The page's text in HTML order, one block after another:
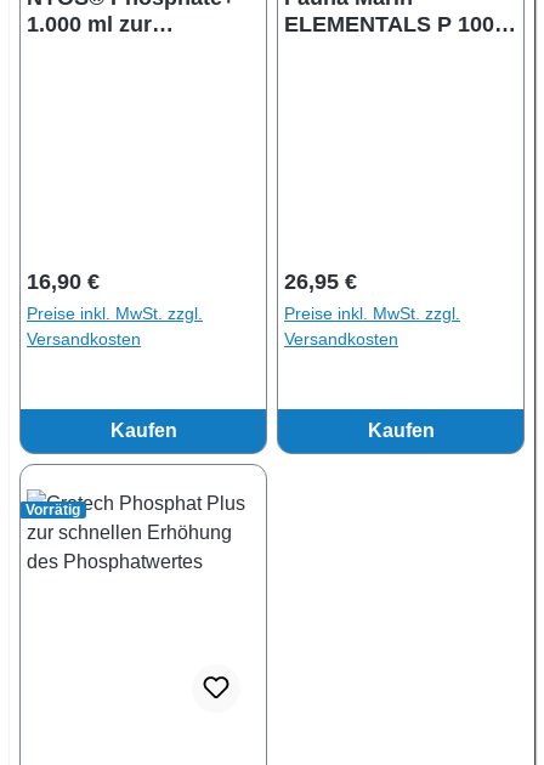
1.000 ml zur
Regulärer Preis:
16,90 €
Preise inkl. MwSt. zzgl.
Versandkosten
Kaufen
ELEMENTALS P 1000
Regulärer Preis:
26,95 €
Preise inkl. MwSt. zzgl.
Versandkosten
Kaufen
Vorrätig